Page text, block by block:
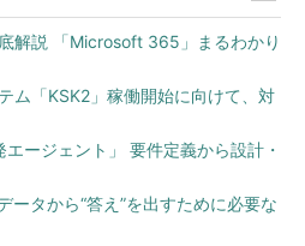
解説 「Microsoft 365」まるわかり
ム「KSK2」稼働開始に向けて、対
ージェント」 要件定義から設計・
ータから“答え”を出すために必要な